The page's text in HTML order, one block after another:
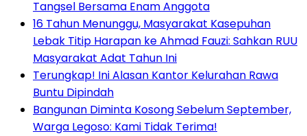
Tangsel Bersama Enam Anggota
16 Tahun Menunggu, Masyarakat Kasepuhan
Lebak Titip Harapan ke Ahmad Fauzi: Sahkan RUU
Masyarakat Adat Tahun Ini
Terungkap! Ini Alasan Kantor Kelurahan Rawa
Buntu Dipindah
Bangunan Diminta Kosong Sebelum September,
Warga Legoso: Kami Tidak Terima!